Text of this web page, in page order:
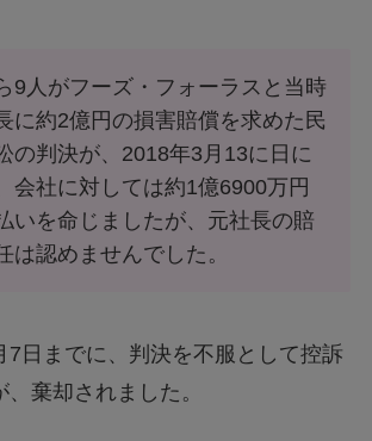
9人がフーズ・フォーラスと当時
に約2億円の損害賠償を求めた民
の判決が、2018年3月13に日に
会社に対しては約1億6900万円
いを命じましたが、元社長の賠
は認めませんでした。
7日までに、判決を不服として控訴
棄却されました。